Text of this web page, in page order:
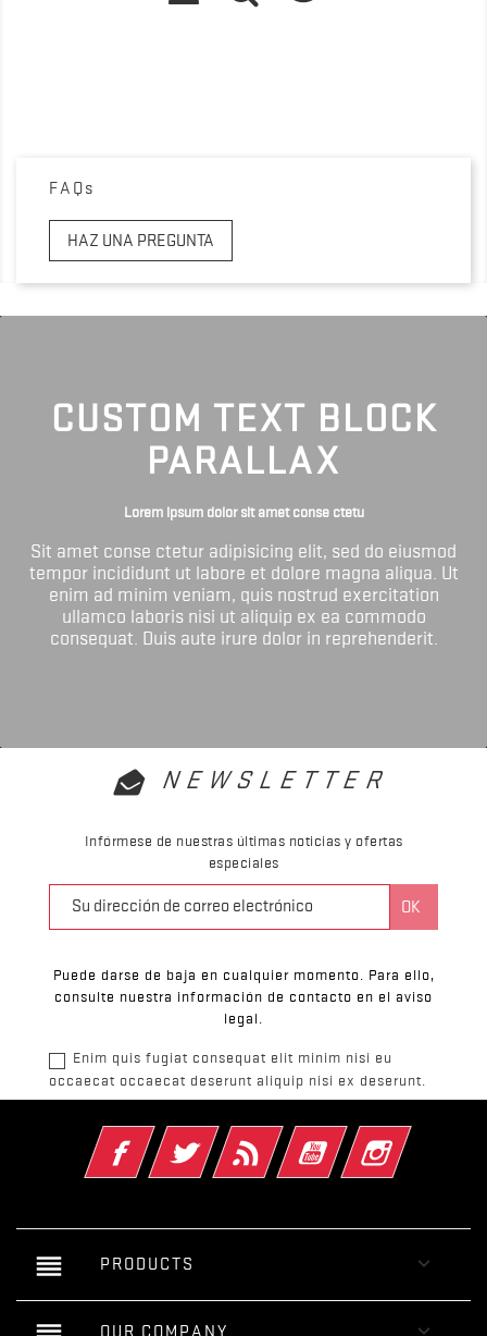
FAQs
HAZ UNA PREGUNTA
CUSTOM TEXT BLOCK
PARALLAX
Lorem ipsum dolor sit amet conse ctetu
Sit amet conse ctetur adipisicing elit, sed do eiusmod
tempor incididunt ut labore et dolore magna aliqua. Ut
enim ad minim veniam, quis nostrud exercitation
ullamco laboris nisi ut aliquip ex ea commodo
consequat. Duis aute irure dolor in reprehenderit.
NEWSLETTER
Infórmese de nuestras últimas noticias y ofertas
especiales
Puede darse de baja en cualquier momento. Para ello,
consulte nuestra información de contacto en el aviso
legal.
Enim quis fugiat consequat elit minim nisi eu
occaecat occaecat deserunt aliquip nisi ex deserunt.
FacebookTwitter Rss YouTube Instagram
reorder PRODUCTS 
OUR COMPANY